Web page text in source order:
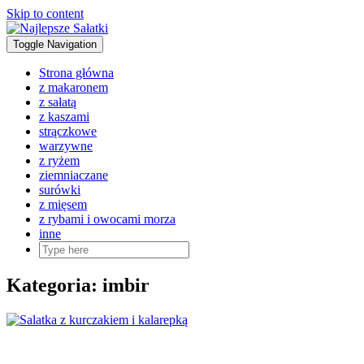
Skip to content
Toggle Navigation
Strona główna
z makaronem
z sałatą
z kaszami
strączkowe
warzywne
z ryżem
ziemniaczane
surówki
z mięsem
z rybami i owocami morza
inne
Kategoria: imbir